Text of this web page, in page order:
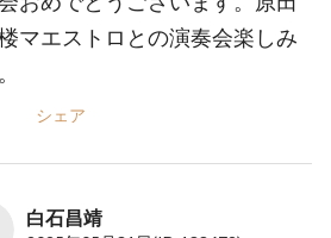
マエストロとの演奏会楽しみ
シェア
白石昌靖